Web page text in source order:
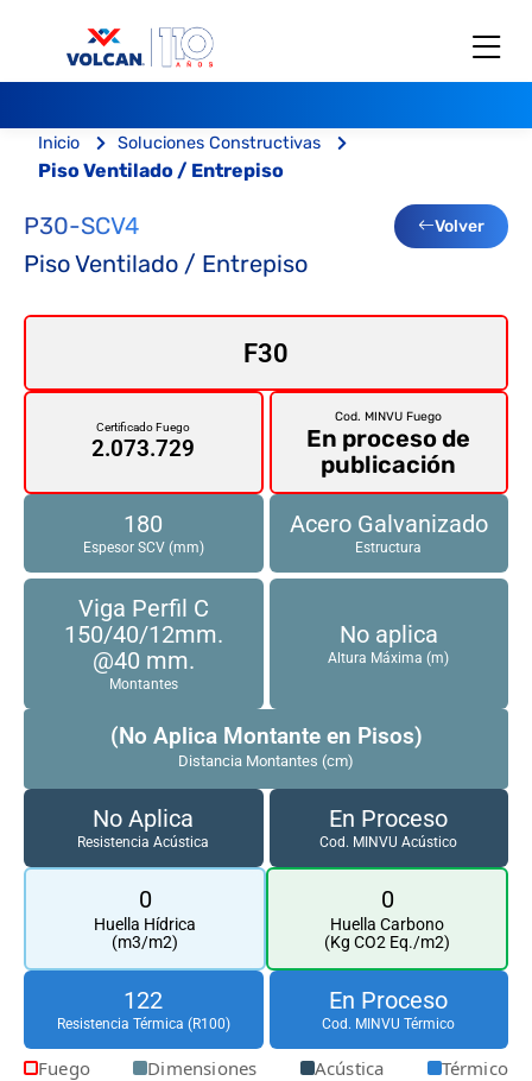
Inicio Soluciones Constructivas
Piso Ventilado / Entrepiso
P30-SCV4 Volver
Piso Ventilado / Entrepiso
F30
Certificado Fuego
2.073.729
Cod. MINVU Fuego
En proceso de
publicación
180
Espesor SCV (mm)
Acero Galvanizado
Estructura
Viga Perfil C
150/40/12mm.
@40 mm.
Montantes
No aplica
Altura Máxima (m)
(No Aplica Montante en Pisos)
Distancia Montantes (cm)
No Aplica
Resistencia Acústica
En Proceso
Cod. MINVU Acústico
0
Huella Hídrica
(m3/m2)
0
Huella Carbono
(Kg CO2 Eq./m2)
122
Resistencia Térmica (R100)
En Proceso
Cod. MINVU Térmico
Fuego Dimensiones Acústica Térmico